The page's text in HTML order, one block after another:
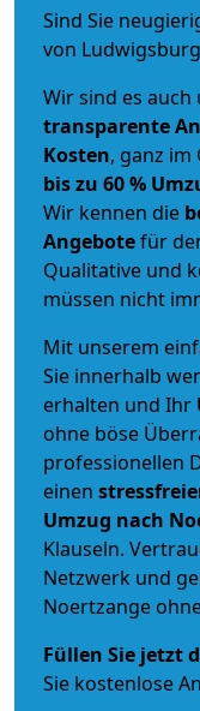
Sind Sie
von
Wir sind es
transparente
Kosten, ganz im
bis zu 60 %
Wir kennen die
Angebotefür
Qualitative und
müssen nicht
Mit unserem
Sie innerhalb
erhalten und Ihr
ohne böse
professionellen
einen
Umzug nach
Klauseln.
Netzwerk und
Noertzange
Füllen Sie jetzt
Sie kostenlose